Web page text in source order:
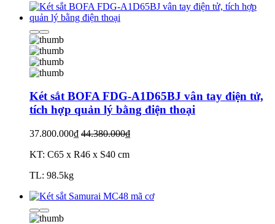
Két sắt BOFA FDG-A1D65BJ vân tay điện tử,
tích hợp quản lý bằng điện thoại
37.800.000₫ 44.380.000₫
KT: C65 x R46 x S40 cm
TL: 98.5kg